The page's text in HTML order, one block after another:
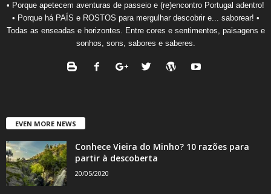
• Porque apetecem aventuras de passeio e (re)encontro Portugal adentro!
• Porque há PAÍS e ROSTOS para mergulhar descobrir e... saborear! •
Todas as enseadas e horizontes. Entre cores e sentimentos, paisagens e
sonhos, sons, sabores e saberes.
EVEN MORE NEWS
Conhece Vieira do Minho? 10 razões para
partir à descoberta
20/05/2020